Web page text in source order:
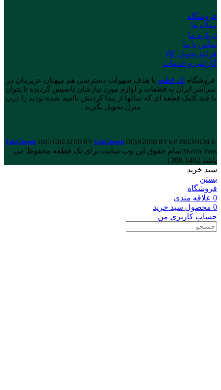
فروشگاه
مقاله ها
درباره ما
تماس با ما
فرایند تحویل کالا
گارانتی و خدمات
فروشگاهتک قطعه با هدف سهولت دسترسی هم میهنان عزیزمان در
سراسر ایران به قطعات و لوازم مورد نیازشان تاسیس گردیده تا بتوان
با چند کلیک قطعه ای که سالها از پیدا کردنش ناامید شده بودید را درب
منزل تحویل بگیرید .
TakGheteh 2023 CREATED BY TakGheteh.DESIGNED BY S.P. PREMIUM E-
Mobile Parts. تمام حقوق این وب سایت برای تک قطعه محفوظ می
باشد.1386.1402
سبد خرید
بستن
فروشگاه
0 علاقه مندی
0 محصول سبد خرید
حساب کاربری من